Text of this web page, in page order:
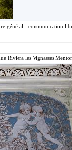
général - communication
Riviera les Vignasses